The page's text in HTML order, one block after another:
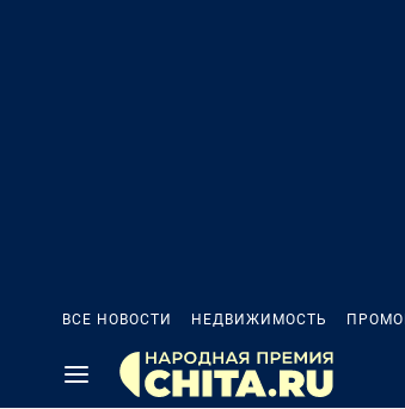
ВСЕ НОВОСТИ НЕДВИЖИМОСТЬ